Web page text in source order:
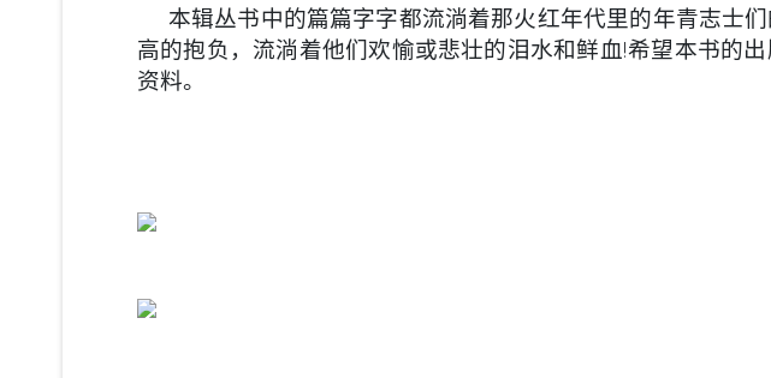
本辑丛书中的篇篇字字都流淌着那火红年代里的年青志士
高的抱负，流淌着他们欢愉或悲壮的泪水和鲜血!希望本书的
资料。